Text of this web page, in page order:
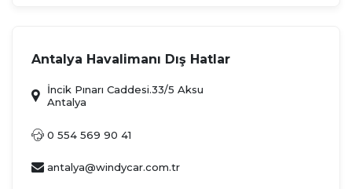
Antalya Havalimanı Dış Hatlar
İncik Pınarı Caddesi.33/5 Aksu
Antalya
0 554 569 90 41
antalya@windycar.com.tr